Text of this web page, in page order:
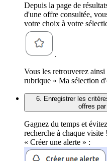
Depuis la page de
d'une offre consultée,
votre choix à votre
.
Vous les retrouverez
rubrique « Ma sélection
6. Enregistrer les
offres
Gagnez du temps et
recherche à chaque
« Créer une alerte » :